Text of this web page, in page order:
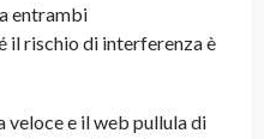
entrambi
il rischio di interferenza è
veloce e il web pullula di